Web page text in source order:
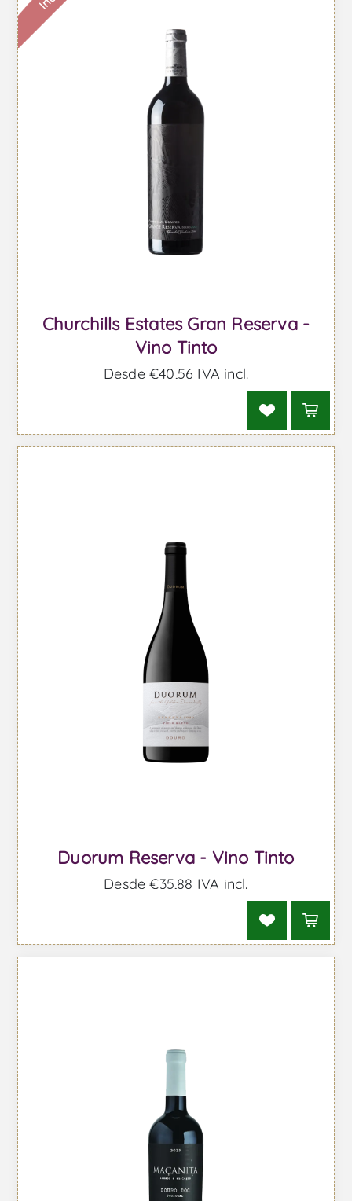
Churchills Estates Gran Reserva -
Vino Tinto
Desde €40,56 IVA incl.
Duorum Reserva - Vino Tinto
Desde €35,88 IVA incl.